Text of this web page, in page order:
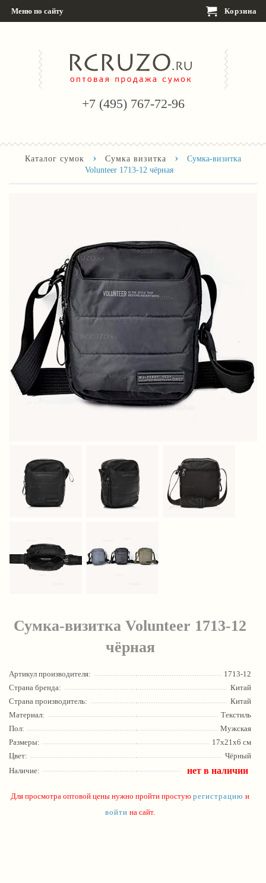
Меню по сайту Корзина
+7 (495) 767-72-96
Каталог сумок › Сумка визитка ›
Сумка-визитка
Volunteer 1713-12 чёрная
Сумка-визитка Volunteer 1713-12
чёрная
Артикул производителя:
1713-12
Страна бренда:
Китай
Страна производитель:
Китай
Материал:
Текстиль
Пол:
Мужская
Размеры:
17х21x6 см
Цвет:
Чёрный
Наличие:
нет в наличии
Для просмотра оптовой цены нужно пройти простую регистрацию и
войти на сайт.